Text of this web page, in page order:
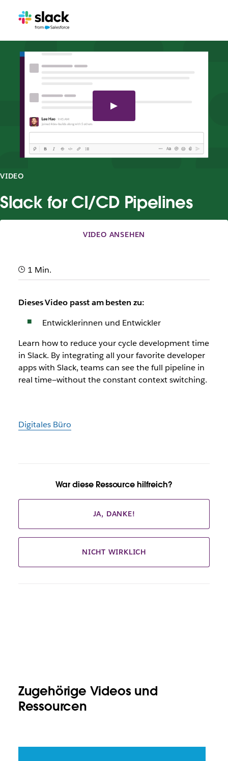
VIDEO
Slack for CI/CD Pipelines
VIDEO ANSEHEN
1 Min.
Dieses Video passt am besten zu:
Entwicklerinnen und Entwickler
Learn how to reduce your cycle development time
in Slack. By integrating all your favorite developer
apps with Slack, teams can see the full pipeline in
real time—without the constant context switching.
Digitales Büro
War diese Ressource hilfreich?
JA, DANKE!
NICHT WIRKLICH
Zugehörige Videos und
Ressourcen